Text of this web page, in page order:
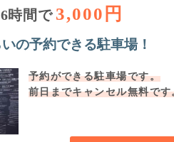
時間で 3,000円
の予約できる駐車場！
予約ができる駐車場です。
前日までキャンセル無料です